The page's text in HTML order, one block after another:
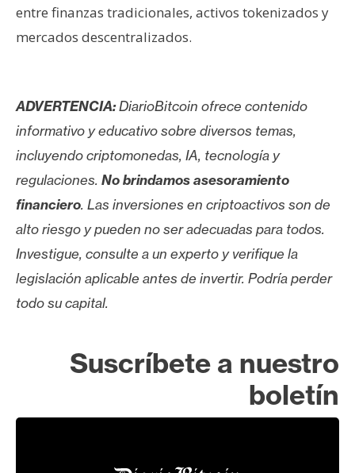
entre finanzas tradicionales, activos tokenizados y
mercados descentralizados.
ADVERTENCIA:DiarioBitcoin ofrece contenido
informativo y educativo sobre diversos temas,
incluyendo criptomonedas, IA, tecnología y
regulaciones. No brindamos asesoramiento
financiero. Las inversiones en criptoactivos son de
alto riesgo y pueden no ser adecuadas para todos.
Investigue, consulte a un experto y verifique la
legislación aplicable antes de invertir. Podría perder
todo su capital.
Suscríbete a nuestro
boletín